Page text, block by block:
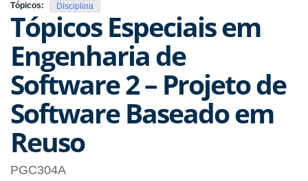
Tópicos: Disciplina
Tópicos Especiais em
Engenharia de
Software 2 – Projeto de
Software Baseado em
Reuso
PGC304A